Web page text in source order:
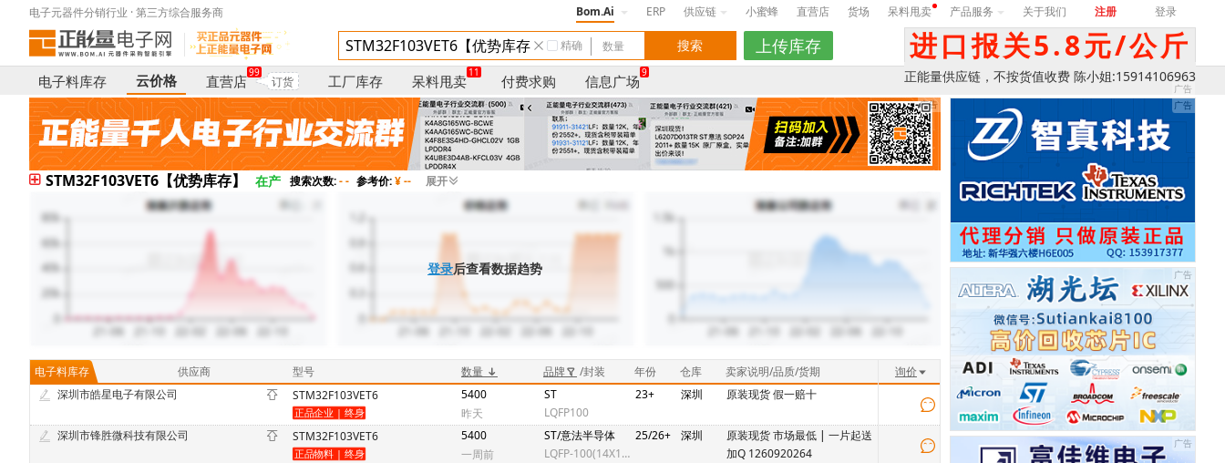
电子元器件分销行业 · 第三方综合服务商 Bom.Ai ERP 供应链 小蜜蜂 直营店 货场 呆料甩卖 产品服务 关于我们 注册 登录
精确 进口报关5.8元/公斤
正能量供应链，不按货值收费 陈小姐:15914106963
电子料库存 云价格 直营店
99
订货 工厂库存 呆料甩卖
11
付费求购 信息广场
9
STM32F103VET6【优势库存】 在产 搜索次数:- - 参考价:¥ -- 展开
登录后查看数据趋势
电子料库存 供应商 型号 数量 品牌 /封装 年份 仓库 卖家说明/品质/货期
询价
深圳市皓星电子有限公司
STM32F103VET6
5400
昨天
ST
LQFP100
23+ 深圳 原装现货 假一赔十
深圳市锋胜微科技有限公司 STM32F103VET6
5400
一周前
ST/意法半导体
LQFP-100(14X14)
25/26+ 深圳 原装现货 市场最低 | 一片起送
加Q 1260920264